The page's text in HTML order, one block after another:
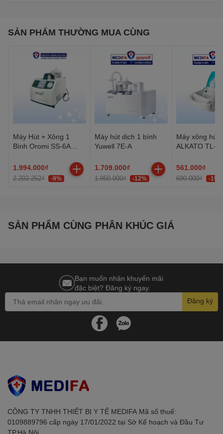
SẢN PHẨM THƯỜNG MUA CÙNG
Máy Hút + Xông 1
Bình Oromi SS-6A
1.994.000₫
2.202.252₫ -9%
Máy hút dịch 1 bình
Yuwell 7E-A
1.709.000₫
1.950.000₫ -12%
Máy xông hút
ALKATO TL-
561.000₫
690.000₫ -19%
SẢN PHẨM CÙNG PHÂN KHÚC GIÁ
Bạn muốn nhận khuyến mãi
đặc biệt? Đăng ký ngay.
Đăng ký
CÔNG TY TNHH THIẾT BỊ Y TẾ MEDIFAㅤㅤㅤㅤㅤㅤㅤ Mã số thuế:
0109889796 cấp ngày 17/01/2022 tại Sở Kế hoạch và Đầu Tư
TP.Hà Nội